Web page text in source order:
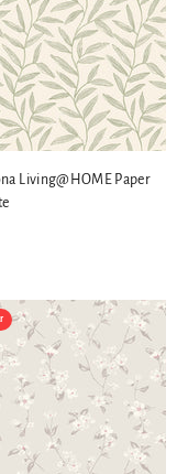
Living@HOME Paper